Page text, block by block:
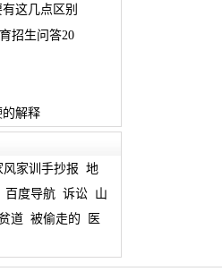
这几点区别
招生问答20
解释
风家训手抄报
地
百度导航 诉讼
山
道 被偷走的
医